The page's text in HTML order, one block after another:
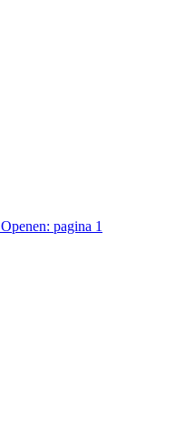
Openen: pagina 1